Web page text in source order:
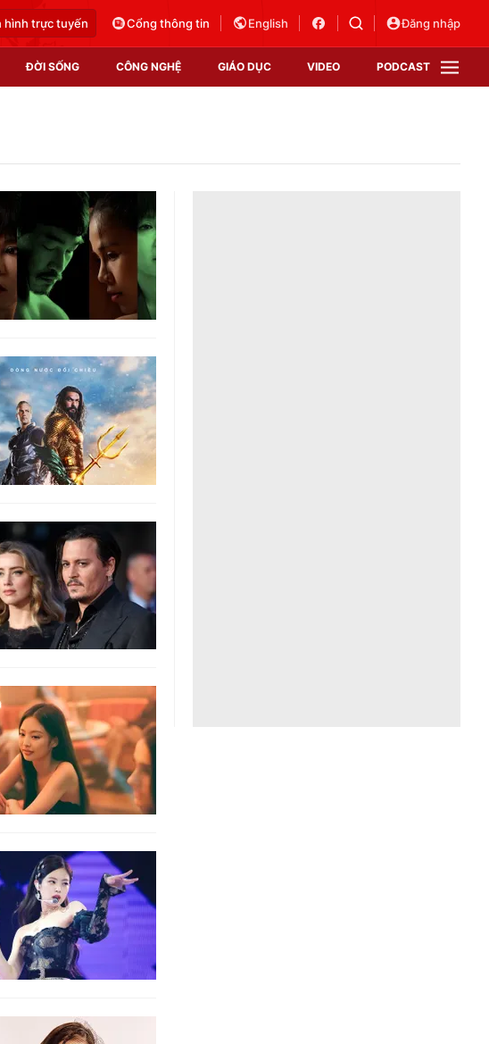
hình trực tuyến Cổng thông tin English Đăng nhập
ĐỜI SỐNG CÔNG NGHỆ GIÁO DỤC VIDEO PODCAST
video
ảnh
nghệ
Công nghệ tương lai
phẩm
trường
VTV Sức khoẻ